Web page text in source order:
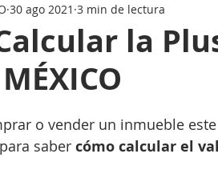
Como comprar una casa
la venta Mérida Yucatán
de Yucatán Energias
la
30 ago 2021 3 min de lectura
o vender un inmueble
saber cómo calcular el